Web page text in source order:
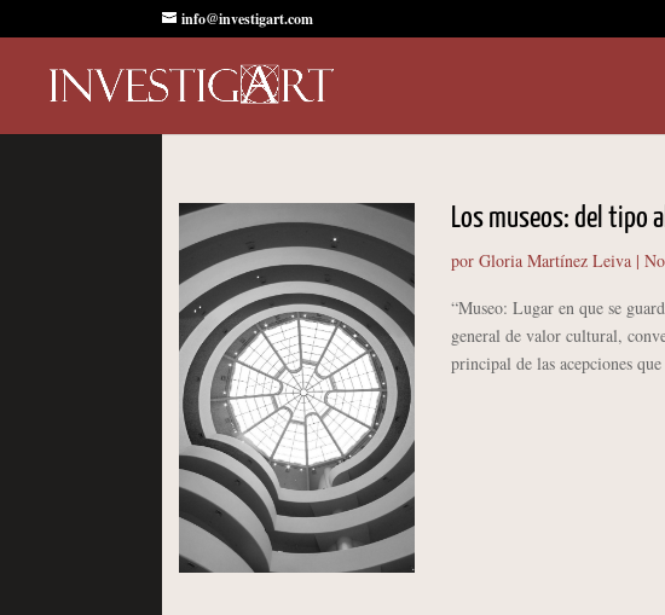
info@investigart.com
Los museos: del tipo
por Gloria Martínez Leiva|
“Museo: Lugar en que se
general de valor cultural,
principal de las acepciones